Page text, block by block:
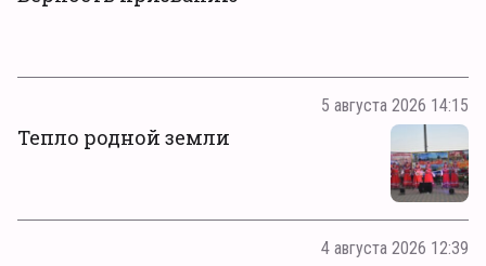
5 августа 2026 14:15
Тепло родной земли
4 августа 2026 12:39